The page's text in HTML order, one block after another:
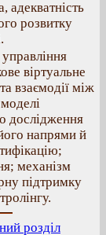
адекватність
розвитку
віртуальне
взаємодії між
дослідження
напрями й
механізм
підтримку
розділ